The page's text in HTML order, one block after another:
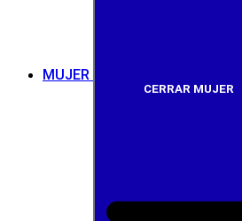
MUJER
CERRAR MUJER